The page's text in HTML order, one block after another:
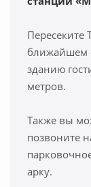
ближайшем
зданию
метров.
Также вы
позвоните
арку.